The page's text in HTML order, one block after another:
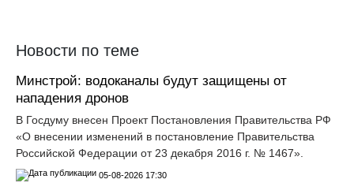
Новости по теме
Минстрой: водоканалы будут защищены от
нападения дронов
В Госдуму внесен Проект Постановления Правительства РФ
«О внесении изменений в постановление Правительства
Российской Федерации от 23 декабря 2016 г. № 1467».
05-08-2026 17:30